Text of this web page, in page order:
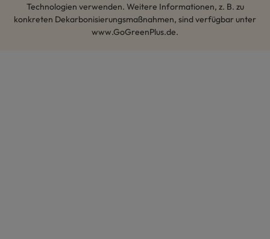
Technologien verwenden. Weitere Informationen, z. B. zu
konkreten Dekarbonisierungsmaßnahmen, sind verfügbar unter
www.GoGreenPlus.de.